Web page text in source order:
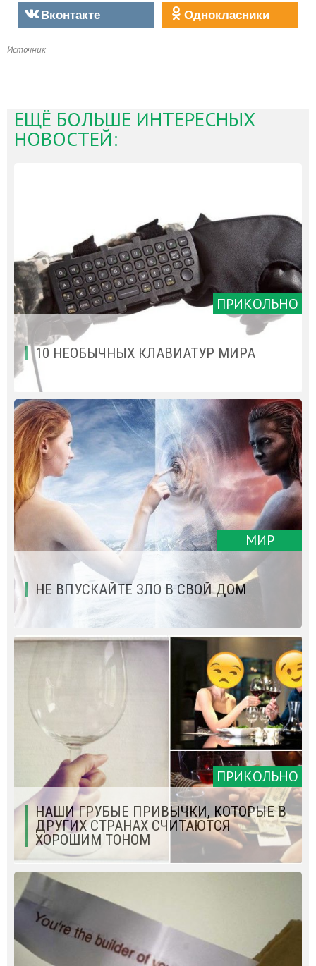
Вконтакте Однокласники
Источник
ЕЩЁ БОЛЬШЕ ИНТЕРЕСНЫХ
НОВОСТЕЙ:
ПРИКОЛЬНО
10 НЕОБЫЧНЫХ КЛАВИАТУР МИРА
МИР
НЕ ВПУСКАЙТЕ ЗЛО В СВОЙ ДОМ
ПРИКОЛЬНО
НАШИ ГРУБЫЕ ПРИВЫЧКИ, КОТОРЫЕ В
ДРУГИХ СТРАНАХ СЧИТАЮТСЯ
ХОРОШИМ ТОНОМ